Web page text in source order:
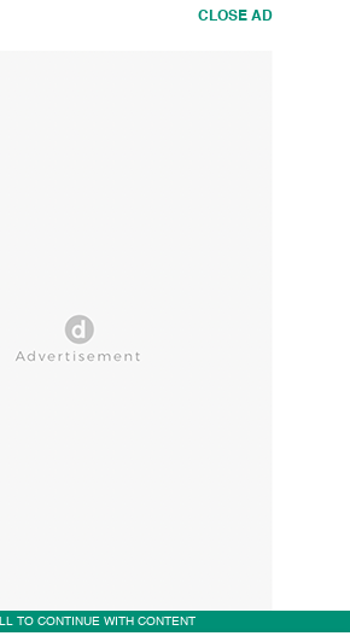
CLOSE AD
TO CONTINUE WITH CONTENT